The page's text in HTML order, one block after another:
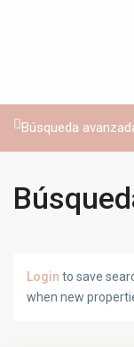
Búsqueda
Login to save
when new